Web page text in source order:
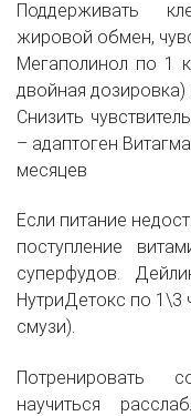
Поддерживать
жировой обмен,
Мегаполинол по 1
двойная дозировка)
Снизить
– адаптоген
месяцев
Если питание
поступление
суперфудов.
НутриДетокс по 1\3
смузи).
Потренировать
научиться